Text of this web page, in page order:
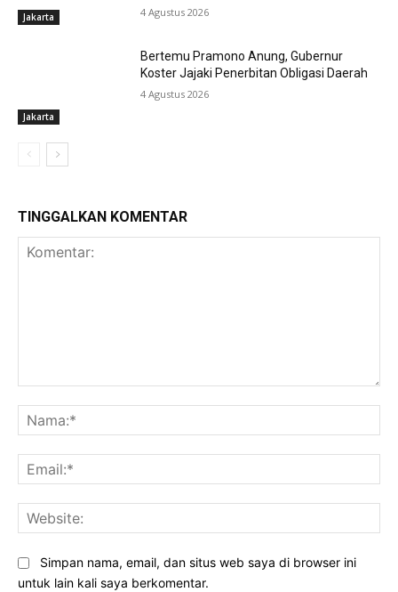
Jakarta 4 Agustus 2026
Jakarta
Bertemu Pramono Anung, Gubernur
Koster Jajaki Penerbitan Obligasi Daerah
4 Agustus 2026
TINGGALKAN KOMENTAR
Simpan nama, email, dan situs web saya di browser ini
untuk lain kali saya berkomentar.